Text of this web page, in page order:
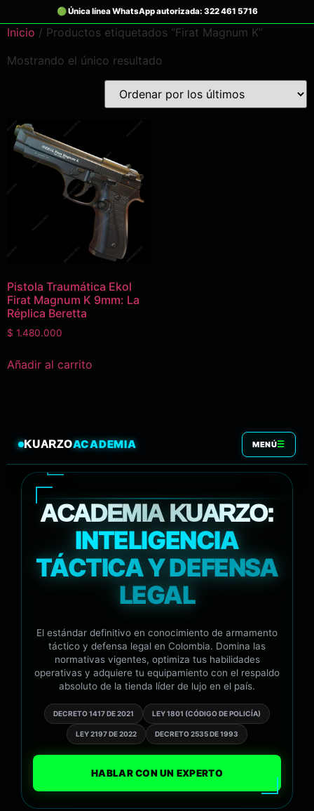
Inicio / Productos etiquetados “Firat Magnum K”
Mostrando el único resultado
Pistola Traumática Ekol
Firat Magnum K 9mm: La
Réplica Beretta
$ 1.480.000
Añadir al carrito
KUARZOACADEMIA MENÚ☰
ACADEMIA KUARZO:
INTELIGENCIA
TÁCTICA Y DEFENSA
LEGAL
El estándar definitivo en conocimiento de armamento
táctico y defensa legal en Colombia. Domina las
normativas vigentes, optimiza tus habilidades
operativas y adquiere tu equipamiento con el respaldo
absoluto de la tienda líder de lujo en el país.
DECRETO 1417 DE 2021 LEY 1801 (CÓDIGO DE POLICÍA)
LEY 2197 DE 2022 DECRETO 2535 DE 1993
HABLAR CON UN EXPERTO